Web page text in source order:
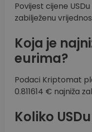
Povijest cijene
zabilježenu
Koja je
eurima?
Podaci Kriptomat
0.811614 € najniža
Koliko